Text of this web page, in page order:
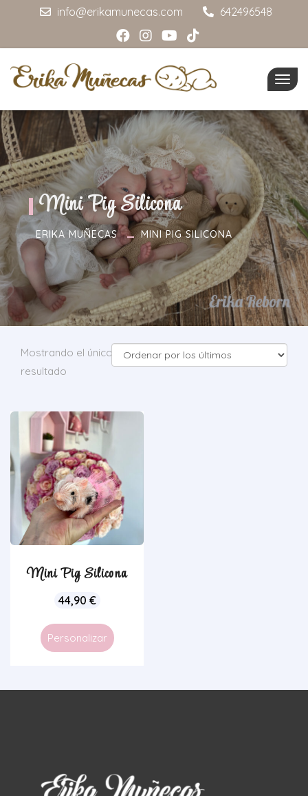
info@erikamunecas.com 642496548
Mini Pig Silicona
ERIKA MUÑECAS MINI PIG SILICONA
Mostrando el único
resultado
Mini Pig Silicona
44,90 €
Personalizar